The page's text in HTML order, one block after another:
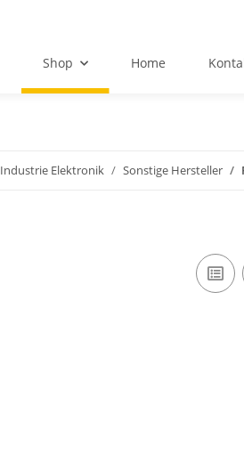
Shop Home
Industrie Elektronik Sonstige Hersteller